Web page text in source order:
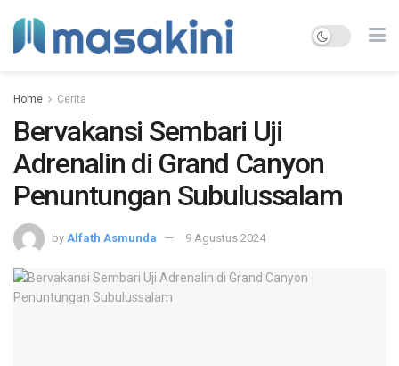
Home Cerita
Bervakansi Sembari Uji
Adrenalin di Grand Canyon
Penuntungan Subulussalam
by Alfath Asmunda 9 Agustus 2024